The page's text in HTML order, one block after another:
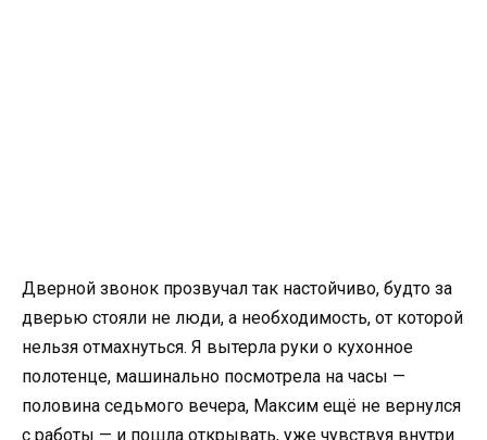
Дверной звонок прозвучал так настойчиво, будто за
дверью стояли не люди, а необходимость, от которой
нельзя отмахнуться. Я вытерла руки о кухонное
полотенце, машинально посмотрела на часы —
половина седьмого вечера, Максим ещё не вернулся
с работы — и пошла открывать, уже чувствуя внутри